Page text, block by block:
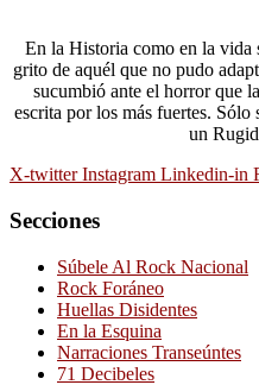
En la Historia como en la vida
grito de aquél que no pudo
sucumbió ante el horror que
escrita por los más fuertes.
un
X-twitter Instagram Linkedin-in
Secciones
Súbele Al Rock Nacional
Rock Foráneo
Huellas Disidentes
En la Esquina
Narraciones Transeúntes
71 Decibeles